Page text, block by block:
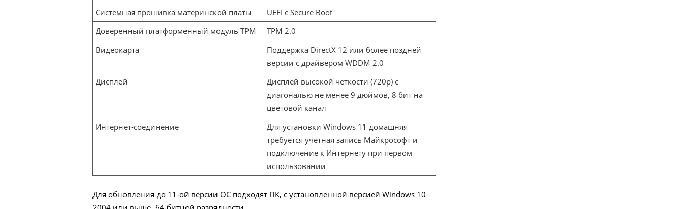
Системная прошивка материнской платы
UEFI с Secure Boot
Доверенный платформенный модуль TPM
TPM 2.0
Видеокарта
Поддержка DirectX 12 или более поздней
версии с драйвером WDDM 2.0
Дисплей
Дисплей высокой четкости (720p) с
диагональю не менее 9 дюймов, 8 бит на
цветовой канал
Интернет-соединение
Для установки Windows 11 домашняя
требуется учетная запись Майкрософт и
подключение к Интернету при первом
использовании
Для обновления до 11-ой версии ОС подходят ПК, с установленной версией Windows 10